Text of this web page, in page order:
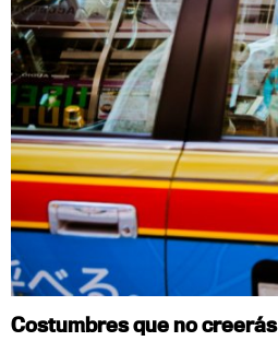
Costumbres que no creerás